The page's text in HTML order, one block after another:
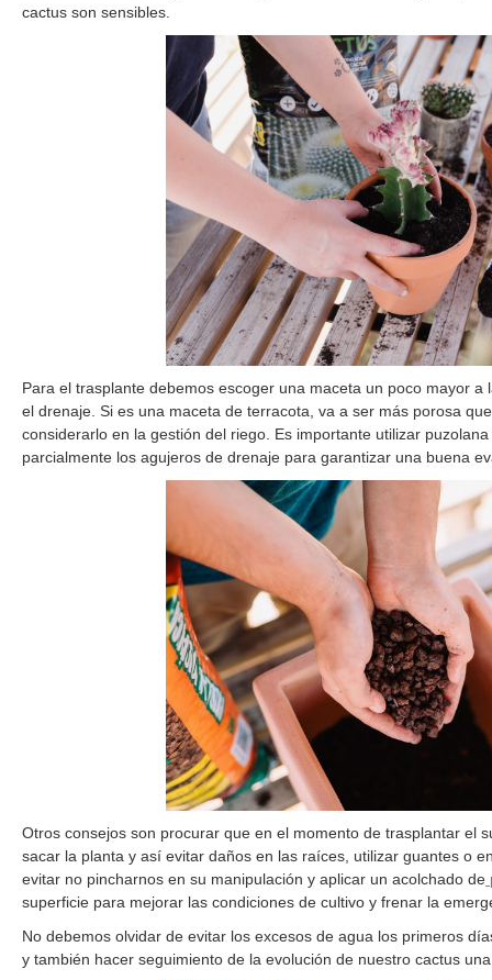
cactus son sensibles.
Para el trasplante debemos escoger una maceta un poco mayor
el drenaje. Si es una maceta de terracota, va a ser más porosa
considerarlo en la gestión del riego. Es importante utilizar
parcialmente los agujeros de drenaje para garantizar una buena
Otros consejos son procurar que en el momento de trasplantar el
sacar la planta y así evitar daños en las raíces, utilizar guantes o
evitar no pincharnos en su manipulación y aplicar un acolchado de
superficie para mejorar las condiciones de cultivo y frenar la
No debemos olvidar de evitar los excesos de agua los primeros
y también hacer seguimiento de la evolución de nuestro cactus